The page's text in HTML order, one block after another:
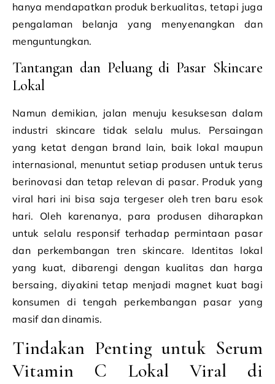
hanya mendapatkan produk berkualitas, tetapi juga
pengalaman belanja yang menyenangkan dan
menguntungkan.
Tantangan dan Peluang di Pasar Skincare
Lokal
Namun demikian, jalan menuju kesuksesan dalam
industri skincare tidak selalu mulus. Persaingan
yang ketat dengan brand lain, baik lokal maupun
internasional, menuntut setiap produsen untuk terus
berinovasi dan tetap relevan di pasar. Produk yang
viral hari ini bisa saja tergeser oleh tren baru esok
hari. Oleh karenanya, para produsen diharapkan
untuk selalu responsif terhadap permintaan pasar
dan perkembangan tren skincare. Identitas lokal
yang kuat, dibarengi dengan kualitas dan harga
bersaing, diyakini tetap menjadi magnet kuat bagi
konsumen di tengah perkembangan pasar yang
masif dan dinamis.
Tindakan Penting untuk Serum
Vitamin C Lokal Viral di